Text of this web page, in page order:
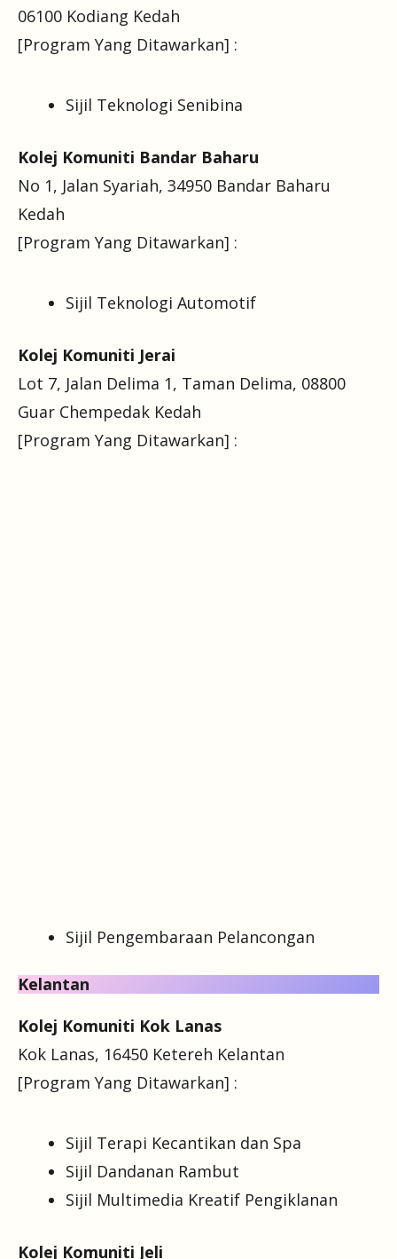
06100 Kodiang Kedah
[Program Yang Ditawarkan] :
Sijil Teknologi Senibina
Kolej Komuniti Bandar Baharu
No 1, Jalan Syariah, 34950 Bandar Baharu
Kedah
[Program Yang Ditawarkan] :
Sijil Teknologi Automotif
Kolej Komuniti Jerai
Lot 7, Jalan Delima 1, Taman Delima, 08800
Guar Chempedak Kedah
[Program Yang Ditawarkan] :
Sijil Pengembaraan Pelancongan
Kelantan
Kolej Komuniti Kok Lanas
Kok Lanas, 16450 Ketereh Kelantan
[Program Yang Ditawarkan] :
Sijil Terapi Kecantikan dan Spa
Sijil Dandanan Rambut
Sijil Multimedia Kreatif Pengiklanan
Kolej Komuniti Jeli